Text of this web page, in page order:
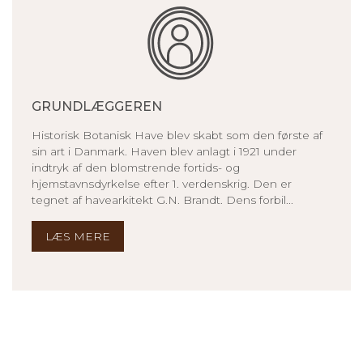
GRUNDLÆGGEREN
Historisk Botanisk Have blev skabt som den første af
sin art i Danmark. Haven blev anlagt i 1921 under
indtryk af den blomstrende fortids- og
hjemstavnsdyrkelse efter 1. verdenskrig. Den er
tegnet af havearkitekt G.N. Brandt. Dens forbil...
LÆS MERE